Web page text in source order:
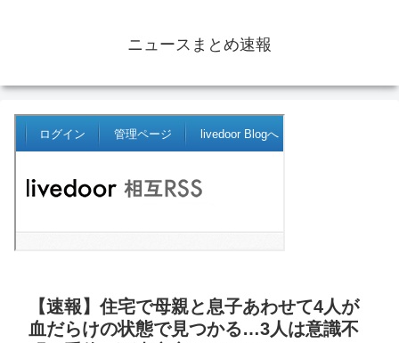
ニュースまとめ速報
【速報】住宅で母親と息子あわせて4人が
血だらけの状態で見つかる…3人は意識不